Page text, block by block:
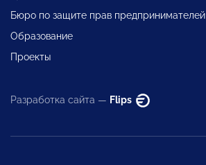
Бюро по защите прав предпринимателей
Образование
Проекты
Разработка сайта — Flips